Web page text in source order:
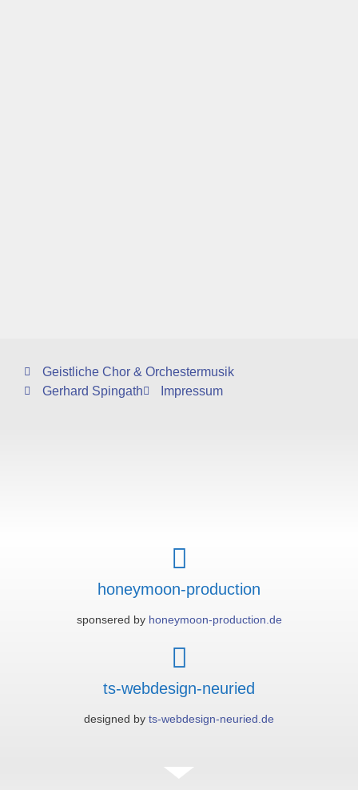
Geistliche Chor & Orchestermusik
Gerhard Spingath
Impressum
honeymoon-production
sponsered by honeymoon-production.de
ts-webdesign-neuried
designed by ts-webdesign-neuried.de